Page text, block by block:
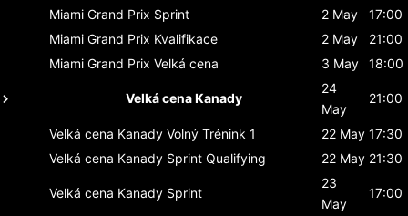
Miami Grand Prix Sprint 2 May
17:00
Miami Grand Prix Kvalifikace 2 May
21:00
Miami Grand Prix Velká cena 3 May 18:00
Velká cena Kanady
24
May
21:00
Velká cena Kanady Volný Trénink 1 22 May 17:30
Velká cena Kanady Sprint Qualifying 22 May 21:30
Velká cena Kanady Sprint
23
May
17:00